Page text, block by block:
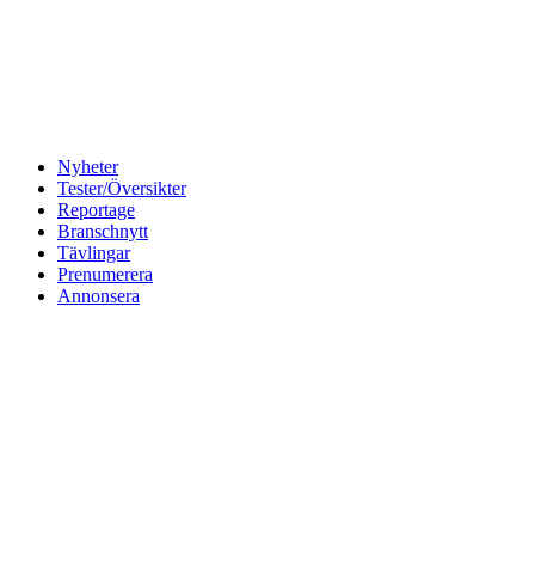
Nyheter
Tester/Översikter
Reportage
Branschnytt
Tävlingar
Prenumerera
Annonsera